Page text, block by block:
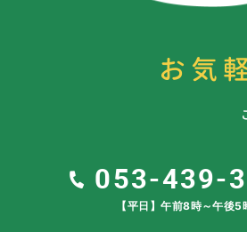
お気
053-439-
【平日】午前8時～午後5